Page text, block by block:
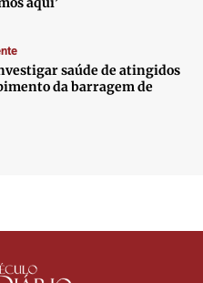
saúde de atingidos
da barragem de